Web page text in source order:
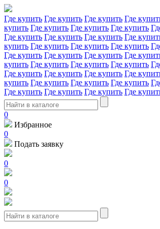
Где купить Где купить Где купить Где
купить Где купить Где купить Где купить
Где купить Где купить Где купить Где
купить Где купить Где купить Где купить
Где купить Где купить Где купить Где
купить Где купить Где купить Где купить
Где купить Где купить Где купить Где
купить Где купить Где купить Где купить
Где купить Где купить Где купить Где
0
Избранное
0
Подать заявку
0
0